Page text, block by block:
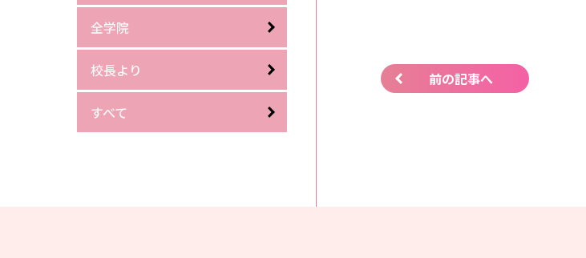
前の記事へ
全学院
校長より
すべて